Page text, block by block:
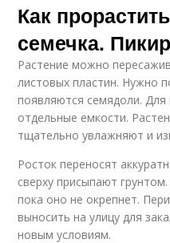
Как
семечка.
Растение можно
листовых пластин. Нужно
появляются семядоли. Для
отдельные емкости.
тщательно увлажняют и
Росток переносят
сверху присыпают
пока оно не окрепнет.
выносить на улицу для
новым условиям.